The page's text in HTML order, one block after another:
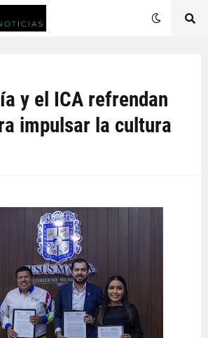
y el ICA refrendan
impulsar la cultura